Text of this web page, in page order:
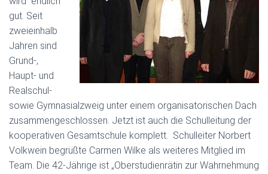
gut. Seit
zweieinhalb
Jahren sind
Grund-,
Haupt- und
Realschul-
sowie Gymnasialzweig unter einem organisatorischen Dach
zusammengeschlossen. Jetzt ist auch die Schulleitung der
kooperativen Gesamtschule komplett. Schulleiter Norbert
Volkwein begrüßte Carmen Wilke als weiteres Mitglied im
Team. Die 42-Jährige ist „Oberstudienrätin zur Wahrnehmung